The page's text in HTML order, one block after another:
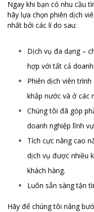
Ngay khi bạn có nhu cầu
hãy lựa chọn phiên dịch
nhất bởi các lí do sau:
Dịch vụ đa dạng –
hợp với tất cả
Phiên dịch viên
khắp nước và ở các
Chúng tôi đã góp
doanh nghiệp lĩnh
Tích cực nâng cao
dịch vụ được nhiều
khách hàng.
Luôn sẵn sàng tận
Hãy để chúng tôi nâng